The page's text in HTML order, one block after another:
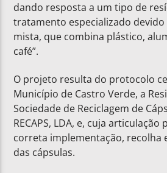
dando resposta a um tipo de
tratamento especializado devido
mista, que combina plástico,
café”.
O projeto resulta do protocolo
Município de Castro Verde, a
Sociedade de Reciclagem de
RECAPS, LDA, e, cuja
correta implementação, recolha
das cápsulas.